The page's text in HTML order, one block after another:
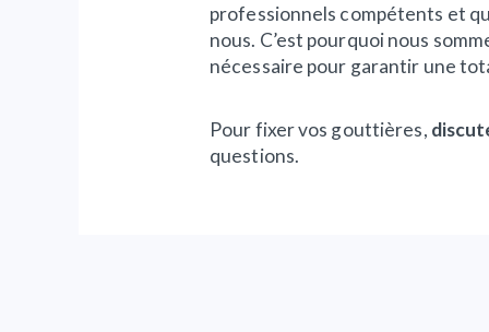
professionnels compétents et
nous. C’est pourquoi nous
nécessaire pour garantir une
Pour fixer vos gouttières,
questions.